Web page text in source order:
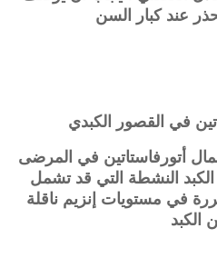
عند كبار السن
في القصور الكبدي
أتورفاستاتين في المرضى
النشطة التي قد تشمل
في مستويات إنزيم ناقلة
الكبد